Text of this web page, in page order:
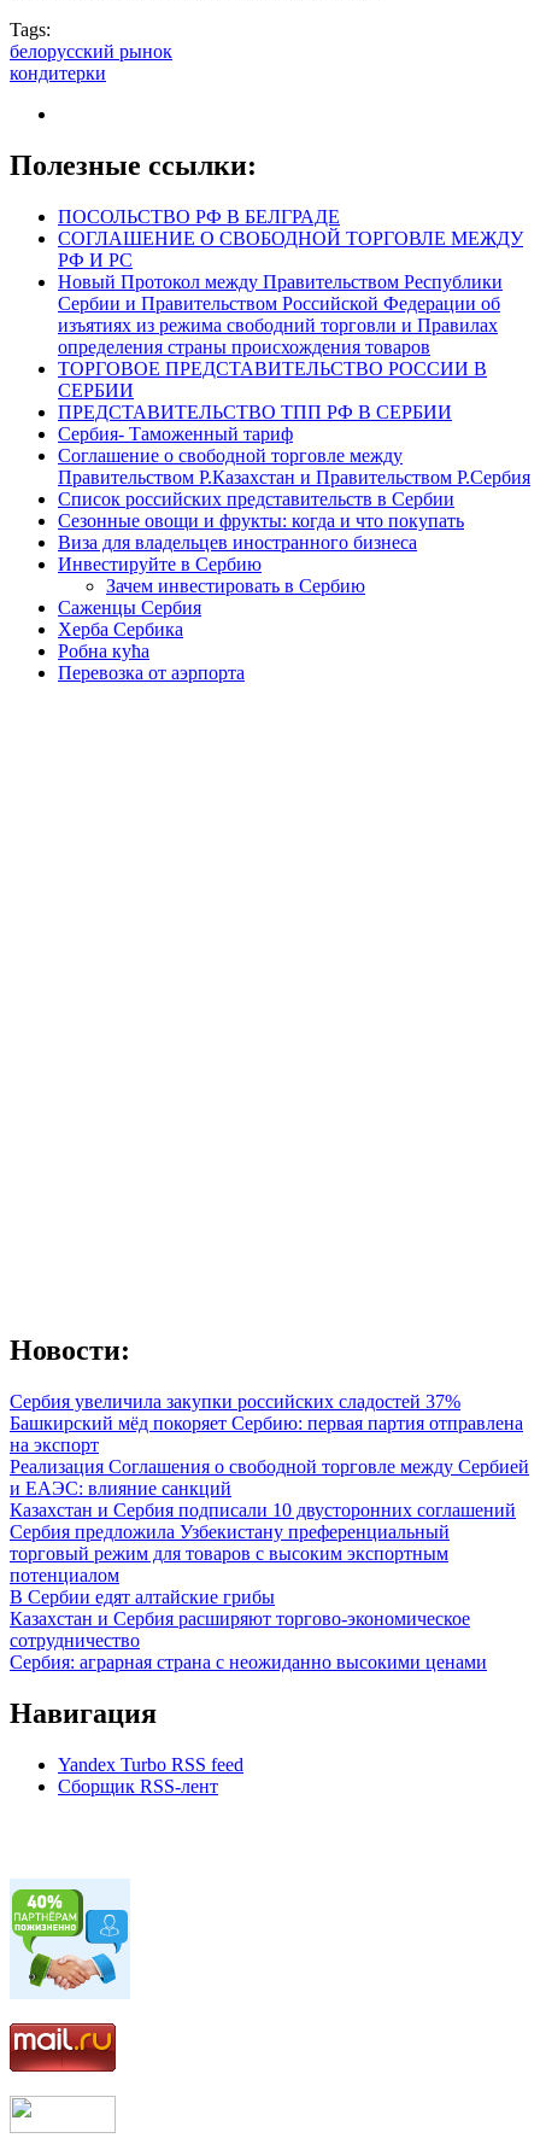
Tags:
белорусский рынок
кондитерки
Полезные ссылки:
ПОСОЛЬСТВО РФ В БЕЛГРАДЕ
СОГЛАШЕНИЕ О СВОБОДНОЙ ТОРГОВЛЕ МЕЖДУ
РФ И РС
Новый Протокол между Правительством Республики
Сербии и Правительством Российской Федерации об
изъятиях из режима свободний торговли и Правилах
определения страны происхождения товаров
ТОРГОВОЕ ПРЕДСТАВИТЕЛЬСТВО РОССИИ В
СЕРБИИ
ПРЕДСТАВИТЕЛЬСТВО ТПП РФ В СЕРБИИ
Сербия- Таможенный тариф
Соглашение о свободной торговле между
Правительством Р.Казахстан и Правительством Р.Сербия
Список российских представительств в Сербии
Сезонные овощи и фрукты: когда и что покупать
Виза для владельцев иностранного бизнеса
Инвестируйте в Сербию
Зачем инвестировать в Сербию
Саженцы Сербия
Херба Сербика
Робна кућа
Перевозка от аэрпорта
Новости:
Сербия увеличила закупки российских сладостей 37%
Башкирский мёд покоряет Сербию: первая партия отправлена
на экспорт
Реализация Соглашения о свободной торговле между Сербией
и ЕАЭС: влияние санкций
Казахстан и Сербия подписали 10 двусторонних соглашений
Сербия предложила Узбекистану преференциальный
торговый режим для товаров с высоким экспортным
потенциалом
В Сербии едят алтайские грибы
Казахстан и Сербия расширяют торгово-экономическое
сотрудничество
Сербия: аграрная страна с неожиданно высокими ценами
Навигация
Yandex Turbo RSS feed
Сборщик RSS-лент